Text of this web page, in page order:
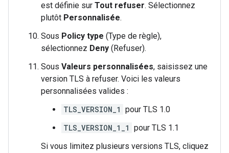
est définie sur Tout refuser. Sélectionnez
plutôt Personnalisée.
Sous Policy type (Type de règle),
sélectionnez Deny (Refuser).
Sous Valeurs personnalisées, saisissez une
version TLS à refuser. Voici les valeurs
personnalisées valides :
TLS_VERSION_1 pour TLS 1.0
TLS_VERSION_1_1 pour TLS 1.1
Si vous limitez plusieurs versions TLS, cliquez